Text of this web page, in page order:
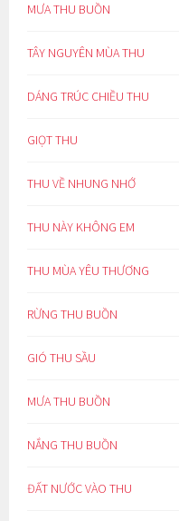
MƯA THU BUỒN
TÂY NGUYÊN MÙA THU
DÁNG TRÚC CHIỀU THU
GIỌT THU
THU VỀ NHUNG NHỚ
THU NÀY KHÔNG EM
THU MÙA YÊU THƯƠNG
RỪNG THU BUỒN
GIÓ THU SẦU
MƯA THU BUỒN
NẮNG THU BUỒN
ĐẤT NƯỚC VÀO THU